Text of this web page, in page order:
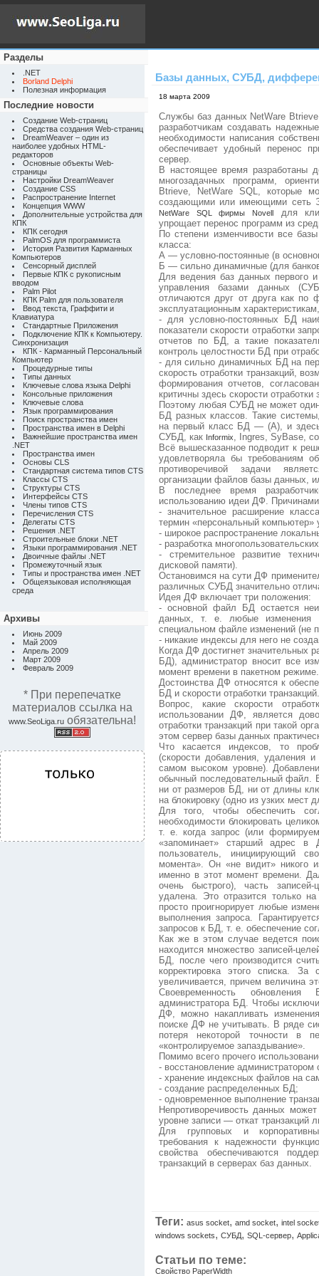
Разделы
.NET
Borland Delphi
Полезная информация
Последние новости
Создание Web-страниц
Средства создания Web-страниц
DreamWeaver – один из
наиболее удобных HTML-
редакторов
Основные объекты Web-
страницы
Настройки DreamWeaver
Создание CSS
Распространение Internet
Концепция WWW
Дополнительные устройства для
КПК
КПК сегодня
PalmOS для программиста
История Развития Карманных
Компьютеров
Сенсорный дисплей
Первые КПК с рукописным
вводом
Palm Pilot
КПК Palm для пользователя
Ввод текста, Граффити и
Клавиатура
Стандартные Приложения
Подключение КПК к Компьютеру.
Синхронизация
КПК - Карманный Персональный
Компьютер
Процедурные типы
Типы данных
Ключевые слова языка Delphi
Консольные приложения
Ключевые слова
Язык программирования
Поиск пространства имен
Пространства имен в Delphi
Важнейшие пространства имен
.NET
Пространства имен
Основы CLS
Стандартная система типов CTS
Классы CTS
Структуры CTS
Интерфейсы CTS
Члены типов CTS
Перечисления CTS
Делегаты CTS
Решения .NET
Строительные блоки .NET
Языки программирования .NET
Двоичные файлы .NET
Промежуточный язык
Типы и пространства имен .NET
Общеязыковая исполняющая
среда
Архивы
Июнь 2009
Май 2009
Апрель 2009
Март 2009
Февраль 2009
* При перепечатке
материалов ссылка на
www.SeoLiga.ru обязательна!
Базы данных, СУБД,
18 марта 2009
Службы баз данных NetWare
разработчикам создавать
необходимости написания
обеспечивает удобный перенос
сервер.
В настоящее время разработаны
многозадачных программ,
Btrieve, NetWare SQL, которые
создающими или имеющими сеть
NetWare SQL фирмы Novell
для
упрощает перенос программ из
По степени изменчивости все
класса:
А — условно-постоянные (в
Б — сильно динамичные (для
Для ведения баз данных первого
управления базами данных
отличаются друг от друга как по
эксплуатационным
- для условно-постоянных БД
показатели скорости отработки
отчетов по БД, а такие
контроль целостности БД при
- для сильно динамичных БД на
скорость отработки транзакций,
формирования отчетов,
критичны здесь скорости отработки
Поэтому любая СУБД не может
БД разных классов. Такие
на первый класс БД — (А), и
СУБД, как Informix, Ingres, SyBase,
Всё вышесказанное подводит к
удовлетворяла бы требованиям
противоречивой задачи
организации файлов базы
В последнее время
использованию идеи ДФ.
- значительное расширение
термин «персональный компьютер»
- широкое распространение
- разработка
- стремительное развитие
дисковой памяти).
Остановимся на сути ДФ
различных СУБД значительно
Идея ДФ включает три положения:
- основной файл БД остается
данных, т. е. любые изменения
специальном файле изменений (не
- никакие индексы для него не
Когда ДФ достигнет значительных
БД), администратор вносит все
момент времени в пакетном режиме.
Достоинства ДФ относятся к
БД и скорости отработки транзакций.
Вопрос, какие скорости
использовании ДФ, является
отработки транзакций при такой
этом сервер базы данных
Что касается индексов, то
(скорости добавления, удаления
самом высоком уровне).
обычный последовательный файл.
ни от размеров БД, ни от длины
на блокировку (одно из узких
Для того, чтобы обеспечить
необходимости блокировать
т. е. когда запрос (или
«запоминает» старший адрес
пользователь, инициирующий
момента». Он «не видит» никого
именно в этот момент времени.
очень быстрого), часть
удалена. Это отразится только
просто проигнорирует любые
выполнения запроса.
запросов к БД, т. е. обеспечение
Как же в этом случае ведется
находится множество записей-
БД, после чего производится
корректировка этого списка. За
увеличивается, причем величина
Своевременность
администратора БД. Чтобы
ДФ, можно накапливать
поиске ДФ не учитывать. В ряде
потеря некоторой точности в
«контролируемое запаздывание».
Помимо всего прочего
- восстановление
- хранение индексных файлов на
- создание распределенных БД;
- одновременное выполнение
Непротиворечивость данных
уровне записи — откат транзакций
Для групповых и
требования к надежности
свойства обеспечиваются
транзакций в серверах баз данных.
Теги: asus socket, amd socket, intel
windows sockets, СУБД, SQL-сервер,
Статьи по теме:
Свойство PaperWidth